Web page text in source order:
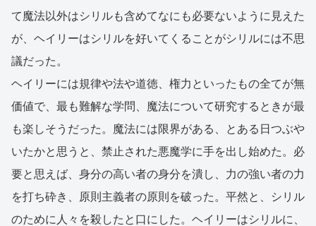
て魔法以外はシリルも含めてなにも必要ないように見えた
が、ヘイリーはシリルを好いてくることがシリルには不思
議だった。
ヘイリーには規律や法や道徳、権力といったもの全てが無
価値で、最も難解な学問、魔法について研究するときが最
も楽しそうだった。魔法には限界がある、とある日つぶや
いたかと思うと、禁止された悪魔学に手を出し始めた。必
要と思えば、身分の高い者の身分を潰し、力の強い者の力
を打ち砕き、原則主義者の原則を破った。平然と、シリル
のために人々を殺したと口にした。ヘイリーはシリルに、